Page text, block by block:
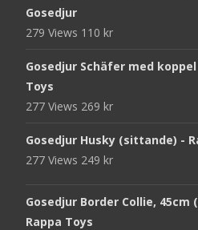
Gosedjur
279 Views 110 kr
Gosedjur Schäfer med koppel
Toys
277 Views 269 kr
Gosedjur Husky (sittande) -
277 Views 249 kr
Gosedjur Border Collie, 45cm
Rappa Toys